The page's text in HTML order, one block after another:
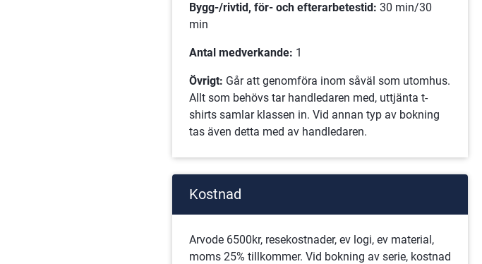
Bygg-/rivtid, för- och efterarbetestid: 30 min/30
min
Antal medverkande: 1
Övrigt: Går att genomföra inom såväl som utomhus.
Allt som behövs tar handledaren med, uttjänta t-
shirts samlar klassen in. Vid annan typ av bokning
tas även detta med av handledaren.
Kostnad
Arvode 6500kr, resekostnader, ev logi, ev material,
moms 25% tillkommer. Vid bokning av serie, kostnad